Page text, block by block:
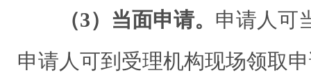
（3）当面申请。 申请人可
申请人可到受理机构现场领取